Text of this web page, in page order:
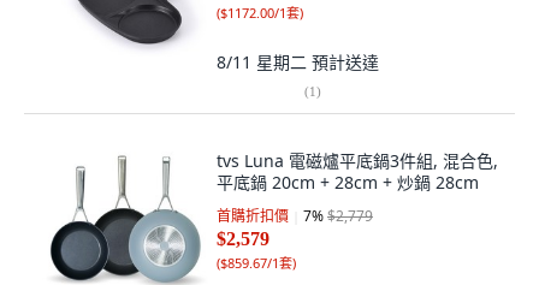
($1172.00/1套)
8/11 星期二 預計送達
(1)
tvs Luna 電磁爐平底鍋3件組, 混合色,
平底鍋 20cm + 28cm + 炒鍋 28cm
首購折扣價 7%$2,779
$2,579
($859.67/1套)